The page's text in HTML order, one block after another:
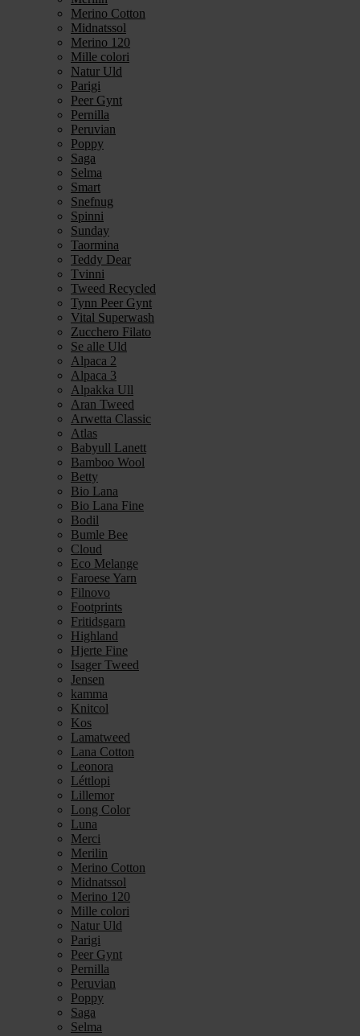
Merino Cotton
Midnatssol
Merino 120
Mille colori
Natur Uld
Parigi
Peer Gynt
Pernilla
Peruvian
Poppy
Saga
Selma
Smart
Snefnug
Spinni
Sunday
Taormina
Teddy Dear
Tvinni
Tweed Recycled
Tynn Peer Gynt
Vital Superwash
Zucchero Filato
Se alle Uld
Alpaca 2
Alpaca 3
Alpakka Ull
Aran Tweed
Arwetta Classic
Atlas
Babyull Lanett
Bamboo Wool
Betty
Bio Lana
Bio Lana Fine
Bodil
Bumle Bee
Cloud
Eco Melange
Faroese Yarn
Filnovo
Footprints
Fritidsgarn
Highland
Hjerte Fine
Isager Tweed
Jensen
kamma
Knitcol
Kos
Lamatweed
Lana Cotton
Leonora
Léttlopi
Lillemor
Long Color
Luna
Merci
Merilin
Merino Cotton
Midnatssol
Merino 120
Mille colori
Natur Uld
Parigi
Peer Gynt
Pernilla
Peruvian
Poppy
Saga
Selma